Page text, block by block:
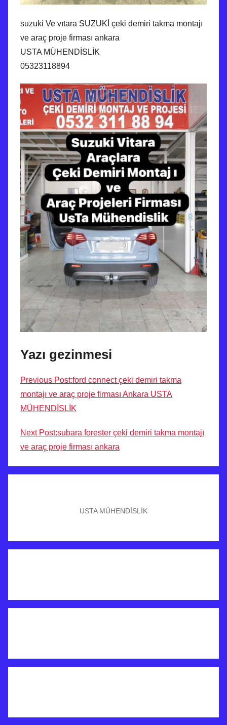
suzuki Ve vıtara SUZUKİ çeki demiri takma montajı
ve araç proje firması ankara
USTA MÜHENDİSLİK
05323118894
Yazı gezinmesi
Previous Post:ford connect çeki demiri takma
montajı ve araç proje firması Ankara USTA
MÜHENDİSLİK
Next Post:subara forester çeki demiri takma montajı
ve araç proje firması ankara
USTA MÜHENDİSLİK